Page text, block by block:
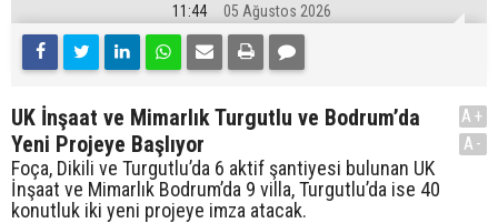
11:44 05 Ağustos 2026
UK İnşaat ve Mimarlık Turgutlu ve Bodrum’da
Yeni Projeye Başlıyor
Foça, Dikili ve Turgutlu’da 6 aktif şantiyesi bulunan UK
İnşaat ve Mimarlık Bodrum’da 9 villa, Turgutlu’da ise 40
konutluk iki yeni projeye imza atacak.
A+
A-